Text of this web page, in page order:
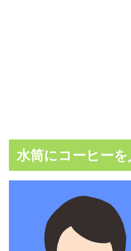
水筒にコーヒー